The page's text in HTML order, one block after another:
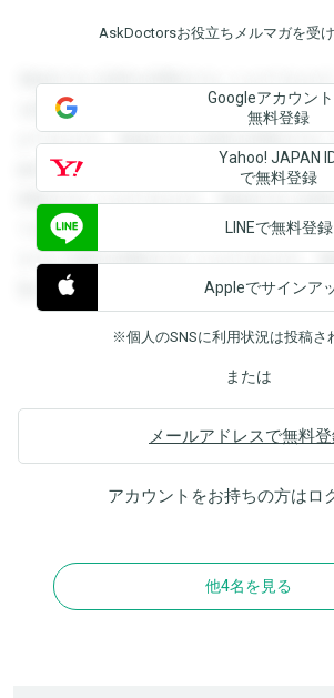
AskDoctorsお役立ちメルマガを受
登録すると回答を閲覧することができま
を閲覧することができます。登録すると
ができます。登録すると回答を閲覧する
録すると回答を閲覧することができます
閲覧することができます。登録すると回
できます。登録すると回答を閲覧するこ
すると回答を閲覧することができます。
覧することができます。
Googleアカウン
無料登録
Yahoo! JAPAN
で無料登録
LINEで無料登録
Appleでサインア
※個人のSNSに利用状況は投稿さ
または
メールアドレスで無料
アカウントをお持ちの方はロ
他4名を見る